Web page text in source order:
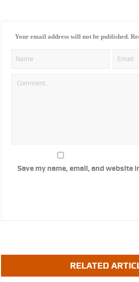
Your email address will not be published.
Save my name, email, and website
RELATED